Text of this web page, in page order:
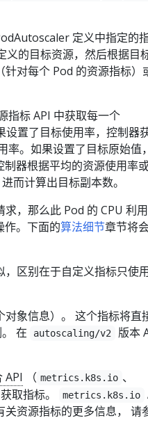
定义中指定的
义的目标资源，然后根据目
对每个 Pod 的资源指标）
指标 API 中获取每一个
置了目标使用率，控制器
率。如果设置了目标原始值
器根据平均的资源使用率
而计算出目标副本数。
，那么此 Pod 的 CPU 利
作。下面的算法细节章节将
区别在于自定义指标只使
象信息）。 这个指标将直
在
autoscaling/v2
版本
API （ metrics.k8s.io 、
取指标。 metrics.k8s.io
资源指标的更多信息， 请